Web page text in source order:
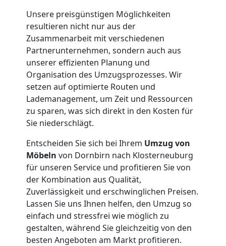
Unsere preisgünstigen Möglichkeiten
resultieren nicht nur aus der
Zusammenarbeit mit verschiedenen
Partnerunternehmen, sondern auch aus
unserer effizienten Planung und
Organisation des Umzugsprozesses. Wir
setzen auf optimierte Routen und
Lademanagement, um Zeit und Ressourcen
zu sparen, was sich direkt in den Kosten für
Sie niederschlägt.
Entscheiden Sie sich bei Ihrem Umzug von
Möbeln von Dornbirn nach Klosterneuburg
für unseren Service und profitieren Sie von
der Kombination aus Qualität,
Zuverlässigkeit und erschwinglichen Preisen.
Lassen Sie uns Ihnen helfen, den Umzug so
einfach und stressfrei wie möglich zu
gestalten, während Sie gleichzeitig von den
besten Angeboten am Markt profitieren.
für
Senioren
Dornbirn
Fernumzug
Dornbirn
Firmenumzug
Dornbirn